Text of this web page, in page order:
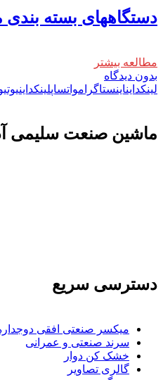
دستگاههای بسته
مطالعه بیشتر
بدون دیدگاه
لینکدایناینستاگرامواتساپلینکداین
ماشين صنعت سليمی
دسترسی سریع
میکسر صنعتی افقی
سرند صنعتی و عمرانی
خشک کن دوار
گالری تصاویر